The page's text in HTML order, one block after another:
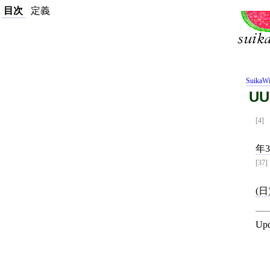
[4]
年
[37]
(日
目次 定義